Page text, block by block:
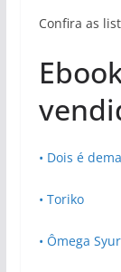
Confira as
• Dois é
• Toriko
• Ômega